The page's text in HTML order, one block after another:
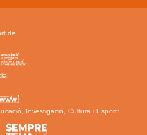
de:
Investigació, Cultura i Esport: